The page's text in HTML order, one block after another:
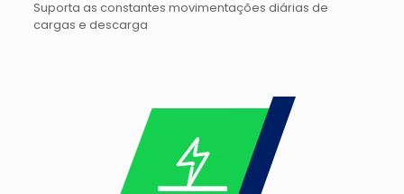
Suporta as constantes movimentações diárias de
cargas e descarga